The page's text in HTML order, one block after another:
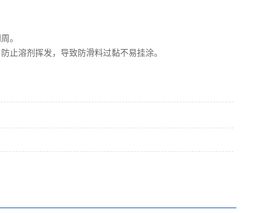
。
止溶剂挥发，导致防滑料过黏不易挂涂。